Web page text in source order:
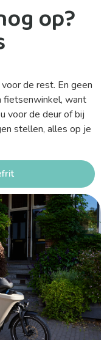
op?
de rest. En geen
fietsenwinkel, want
voor de deur of bij
stellen, alles op je